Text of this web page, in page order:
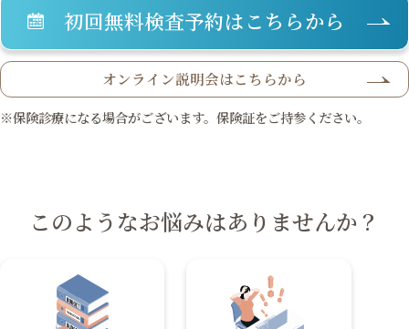
診療内容
コラム お知らせ
大阪 梅田本院
Web予約
福岡 天神
詳細
[ICL提携] 鹿児島園
鹿児島市中央町
[提携] 木村眼科 天王
大阪市天王寺区
初回無料検査予約はこちらから
オンライン説明会はこちらから
※保険診療になる場合がございます。保険証をご持参ください。
このようなお悩みはありませんか？